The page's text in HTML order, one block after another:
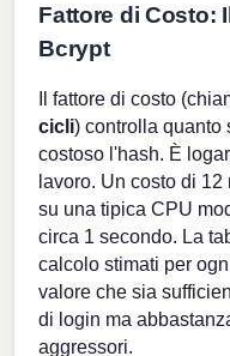
Fattore di Costo:
Bcrypt
Il fattore di costo
cicli) controlla quanto
costoso l'hash. È
lavoro. Un costo di
su una tipica CPU
circa 1 secondo. La
calcolo stimati per
valore che sia
di login ma
aggressori.